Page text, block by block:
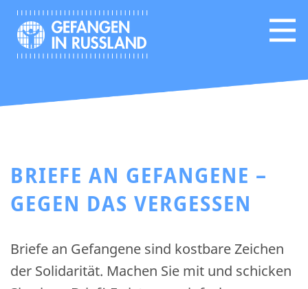
BRIEFE AN GEFANGENE –
GEGEN DAS VERGESSEN
Briefe an Gefangene sind kostbare Zeichen
der Solidarität. Machen Sie mit und schicken